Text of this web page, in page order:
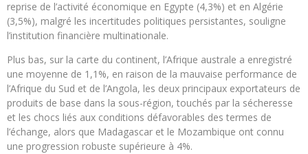
reprise de l’activité économique en Egypte (4,3%) et en Algérie
(3,5%), malgré les incertitudes politiques persistantes, souligne
l’institution financière multinationale.
Plus bas, sur la carte du continent, l’Afrique australe a enregistré
une moyenne de 1,1%, en raison de la mauvaise performance de
l’Afrique du Sud et de l’Angola, les deux principaux exportateurs de
produits de base dans la sous-région, touchés par la sécheresse
et les chocs liés aux conditions défavorables des termes de
l’échange, alors que Madagascar et le Mozambique ont connu
une progression robuste supérieure à 4%.